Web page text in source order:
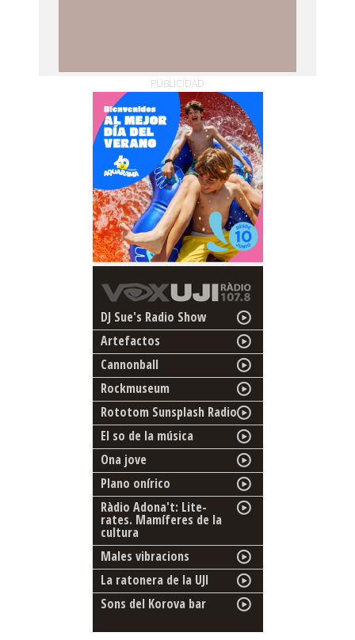
PUBLICIDAD
DJ Sue's Radio Show
Artefactos
Cannonball
Rockmuseum
Rototom Sunsplash Radio
El so de la música
Ona jove
Plano onírico
Ràdio Adona't: Lite-
rates. Mamíferes de la
cultura
Males vibracions
La ratonera de la UJI
Sons del Korova bar